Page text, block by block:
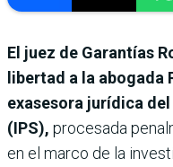
El juez de Garantías
libertad a la abogada
exasesora jurídica
(IPS), procesada
en el marco de la